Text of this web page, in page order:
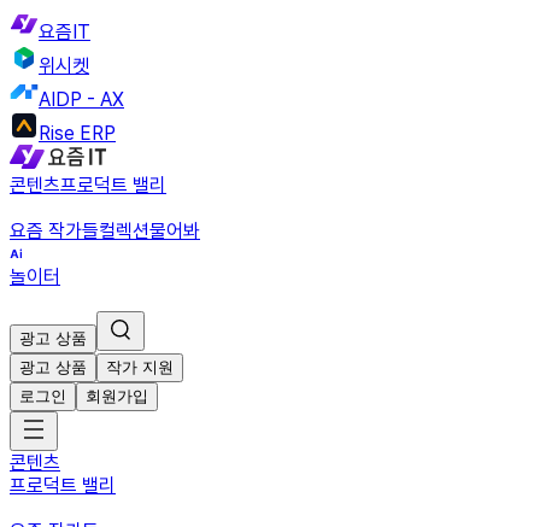
요즘IT
위시켓
AIDP - AX
Rise ERP
콘텐츠프로덕트 밸리
요즘 작가들컬렉션물어봐
놀이터
광고 상품
광고 상품
작가 지원
로그인
회원가입
콘텐츠
프로덕트 밸리